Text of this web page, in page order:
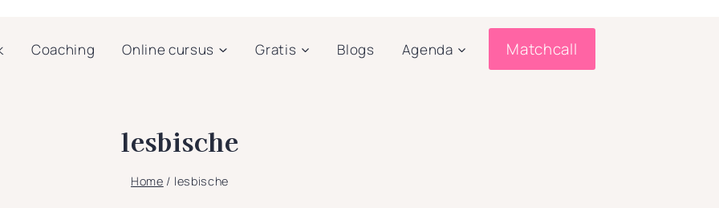
Coaching Online cursus Gratis Blogs Agenda Matchcall
lesbische
Home / lesbische